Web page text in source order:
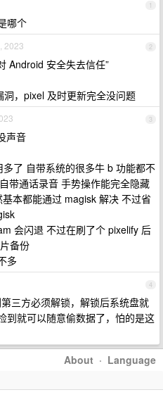
1
哪个
2
2023
Android 安全失去信任”
，pixel 及时更新完全没问题
3
声音
了 自带系统的很多牛 b 功能都不
带通话录音 手势操作能完全隐藏
本都能通过 magisk 解决 不过省
会闪退 不过在刷了个 pixelify 后
备份
多
4
三方必须解锁，解锁后系统盘就
到就可以随意偷数据了，怕的是这
About · Language